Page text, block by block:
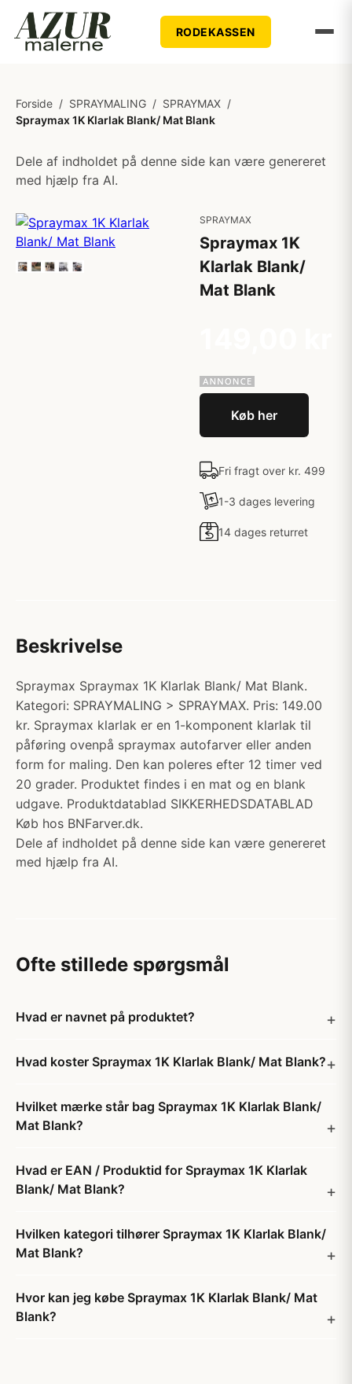
RODEKASSEN
Forside / SPRAYMALING / SPRAYMAX /
Spraymax 1K Klarlak Blank/ Mat Blank
Dele af indholdet på denne side kan være genereret
med hjælp fra AI.
SPRAYMAX
Spraymax 1K
Klarlak Blank/
Mat Blank
Køb her
Fri fragt over kr. 499
1-3 dages levering
14 dages returret
Beskrivelse
Spraymax Spraymax 1K Klarlak Blank/ Mat Blank.
Kategori: SPRAYMALING > SPRAYMAX. Pris: 149.00
kr. Spraymax klarlak er en 1-komponent klarlak til
påføring ovenpå spraymax autofarver eller anden
form for maling. Den kan poleres efter 12 timer ved
20 grader. Produktet findes i en mat og en blank
udgave. Produktdatablad SIKKERHEDSDATABLAD
Køb hos BNFarver.dk.
Dele af indholdet på denne side kan være genereret
med hjælp fra AI.
Ofte stillede spørgsmål
Hvad er navnet på produktet?
Hvad koster Spraymax 1K Klarlak Blank/ Mat Blank?
Hvilket mærke står bag Spraymax 1K Klarlak Blank/
Mat Blank?
Hvad er EAN / Produktid for Spraymax 1K Klarlak
Blank/ Mat Blank?
Hvilken kategori tilhører Spraymax 1K Klarlak Blank/
Mat Blank?
Hvor kan jeg købe Spraymax 1K Klarlak Blank/ Mat
Blank?